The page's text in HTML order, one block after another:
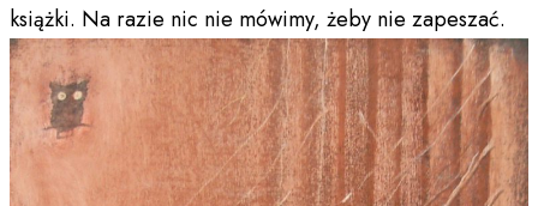
książki. Na razie nic nie mówimy, żeby nie zapeszać.